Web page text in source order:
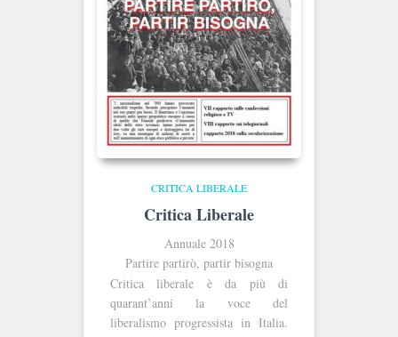
CRITICA LIBERALE
Critica Liberale
Annuale 2018
Partire partirò, partir bisogna
Critica liberale è da più di
quarant’anni la voce del
liberalismo progressista in Italia.